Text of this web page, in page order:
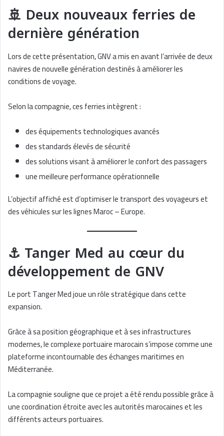
🚢 Deux nouveaux ferries de
dernière génération
Lors de cette présentation, GNV a mis en avant l’arrivée de deux
navires de nouvelle génération destinés à améliorer les
conditions de voyage.
Selon la compagnie, ces ferries intègrent :
des équipements technologiques avancés
des standards élevés de sécurité
des solutions visant à améliorer le confort des passagers
une meilleure performance opérationnelle
L’objectif affiché est d’optimiser le transport des voyageurs et
des véhicules sur les lignes Maroc – Europe.
⚓ Tanger Med au cœur du
développement de GNV
Le port Tanger Med joue un rôle stratégique dans cette
expansion.
Grâce à sa position géographique et à ses infrastructures
modernes, le complexe portuaire marocain s’impose comme une
plateforme incontournable des échanges maritimes en
Méditerranée.
La compagnie souligne que ce projet a été rendu possible grâce à
une coordination étroite avec les autorités marocaines et les
différents acteurs portuaires.